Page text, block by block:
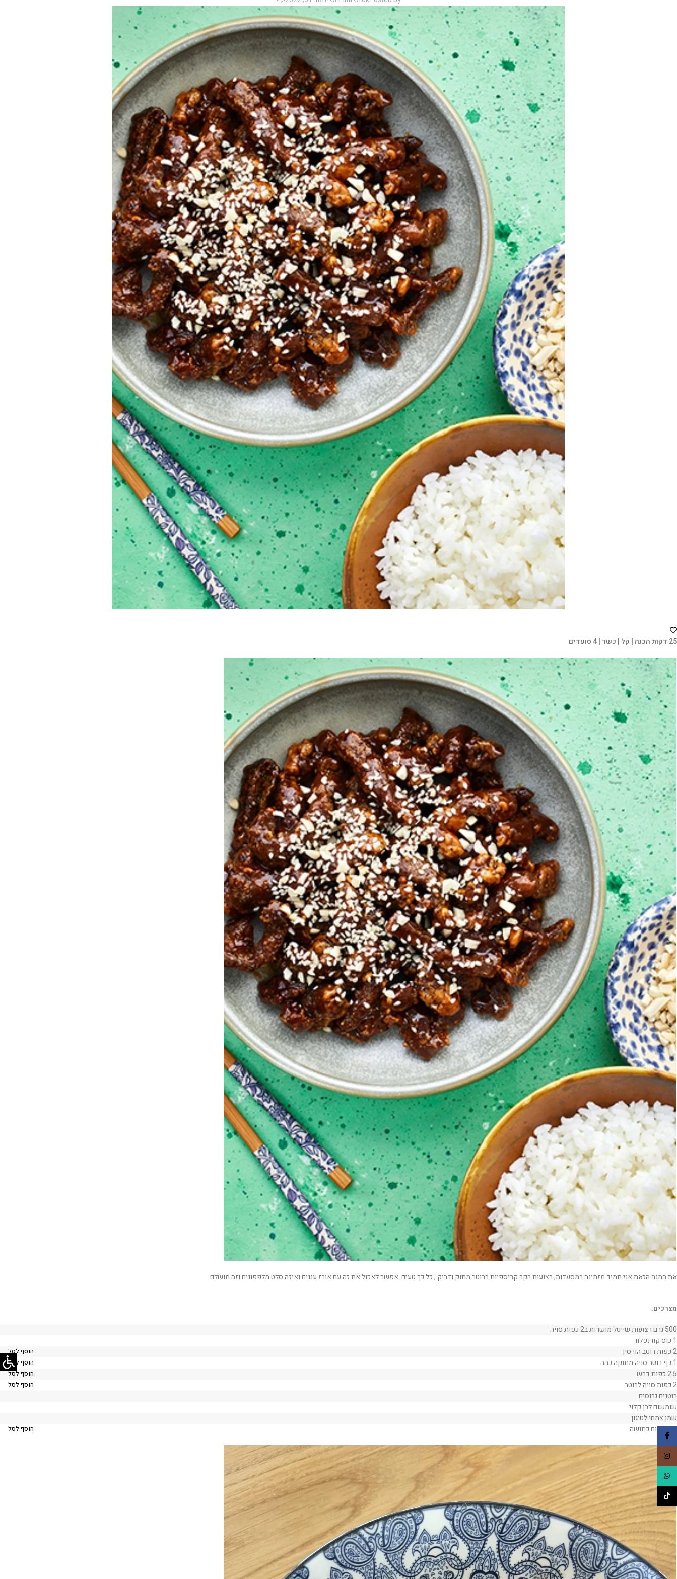
25 דקות הכנה | קל | כשר | 4 סועדים
את המנה הזאת אני תמיד מזמינה במסעדות, רצועות בקר קריספיות ברוטב מתוק ודביק , כל כך טעים. אפשר לאכול את זה עם אורז עננים ואיזה סלט מלפפונים וזה מושלם.
מצרכים:
500 גרם רצועות שייטל מושרות ב2 כפות סויה
1 כוס קורנפלור
2 כפות רוטב הוי סין
הוסף לסל
1 כף רוטב סויה מתוקה כהה הוסף לסל
2.5 כפות דבש הוסף לסל
2 כפות סויה לרוטב הוסף לסל
בוטנים גרוסים
שומשום לבן קלוי
שמן צמחי לטיגון
1 שן שום כתושה
הוסף לסל
Instagram
WhatsApp
TikTok